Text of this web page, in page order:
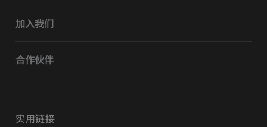
加入我们
合作伙伴
实用链接